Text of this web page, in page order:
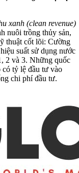
xanh (clean revenue)
nuôi trồng thủy sản,
thuật cốt lõi: Cường
suất sử dụng nước
2 và 3. Những quốc
có tỷ lệ đầu tư vào
chi phí đầu tư.